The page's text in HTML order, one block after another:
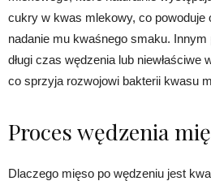
cukry w kwas mlekowy, co powoduje
nadanie mu kwaśnego smaku.
długi czas wędzenia lub niewłaściwe
co sprzyja rozwojowi bakterii kwasu
Proces wędzenia
Dlaczego mięso po wędzeniu jest